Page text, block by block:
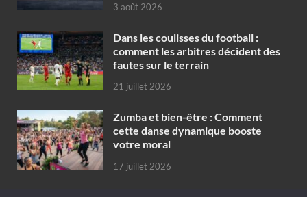
3 août 2026
Dans les coulisses du football :
comment les arbitres décident des
fautes sur le terrain
21 juillet 2026
Zumba et bien-être : Comment
cette danse dynamique booste
votre moral
17 juillet 2026